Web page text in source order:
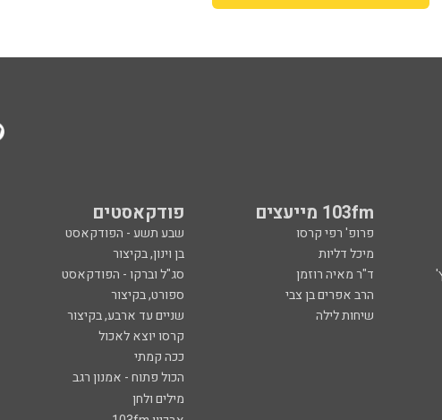
103fm מייעצים פודקאסטים
פרופ' רפי קרסו שבע תשע - הפודקאסט
מיכל דליות בן וינון, בקיצור
ד"ר מאיה רוזמן סג"ל וברקו - הפודקאסט
הרב אפרים בן צבי ספורט, בקיצור
שיחות לילה שניים עד ארבע, בקיצור
קרסו יוצא לאכול
ככה קמתי
הכול פתוח - אמנון רגב
מילים ולחן